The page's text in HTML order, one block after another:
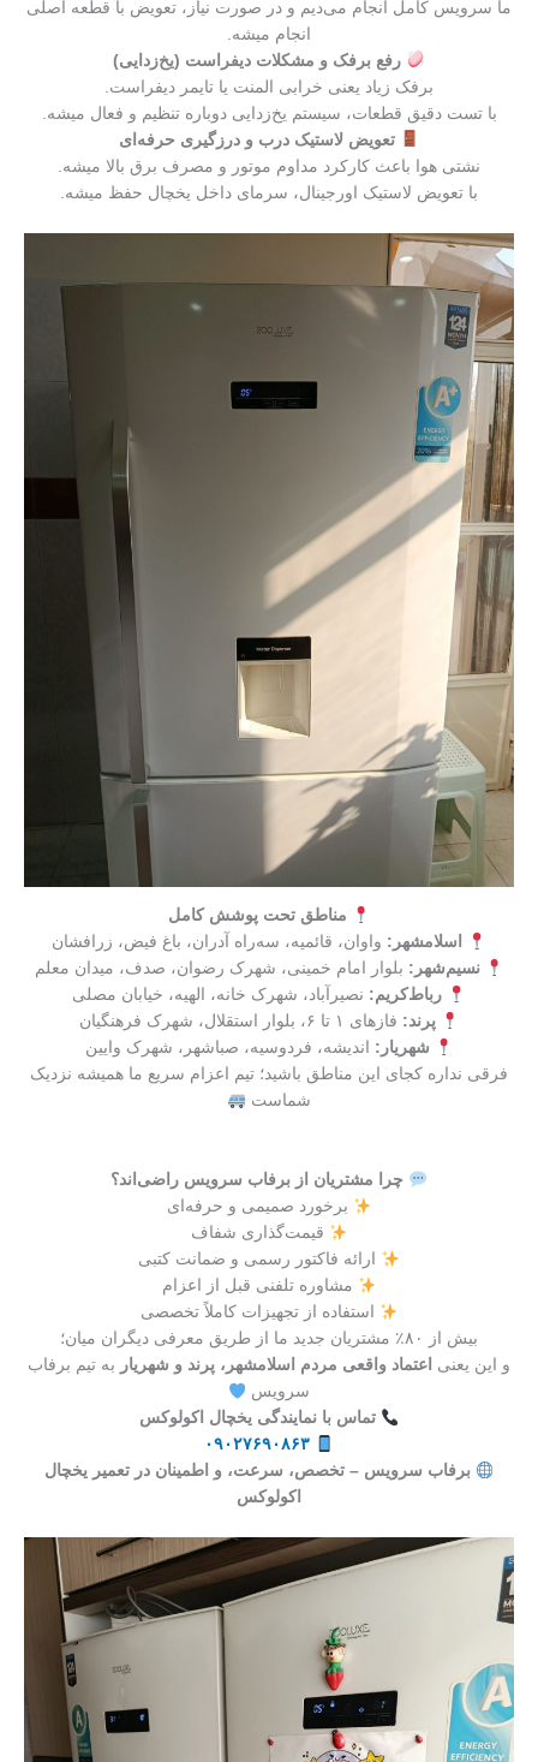
ما سرویس کامل انجام می‌دیم و در صورت نیاز، تعویض با قطعه اصلی
انجام میشه.
رفع برفک و مشکلات دیفراست (یخ‌زدایی)
برفک زیاد یعنی خرابی المنت یا تایمر دیفراست.
با تست دقیق قطعات، سیستم یخ‌زدایی دوباره تنظیم و فعال میشه.
تعویض لاستیک درب و درزگیری حرفه‌ای
نشتی هوا باعث کارکرد مداوم موتور و مصرف برق بالا میشه.
با تعویض لاستیک اورجینال، سرمای داخل یخچال حفظ میشه.
مناطق تحت پوشش کامل
اسلامشهر: واوان، قائمیه، سه‌راه آدران، باغ فیض، زرافشان
نسیم‌شهر: بلوار امام خمینی، شهرک رضوان، صدف، میدان معلم
رباط‌کریم: نصیرآباد، شهرک خانه، الهیه، خیابان مصلی
پرند: فازهای ۱ تا ۶، بلوار استقلال، شهرک فرهنگیان
شهریار: اندیشه، فردوسیه، صباشهر، شهرک وایین
فرقی نداره کجای این مناطق باشید؛ تیم اعزام سریع ما همیشه نزدیک
شماست
چرا مشتریان از برفاب سرویس راضی‌اند؟
برخورد صمیمی و حرفه‌ای
قیمت‌گذاری شفاف
ارائه فاکتور رسمی و ضمانت کتبی
مشاوره تلفنی قبل از اعزام
استفاده از تجهیزات کاملاً تخصصی
بیش از ۸۰٪ مشتریان جدید ما از طریق معرفی دیگران میان؛
و این یعنی اعتماد واقعی مردم اسلامشهر، پرند و شهریار به تیم برفاب
سرویس
تماس با نمایندگی یخچال اکولوکس
۰۹۰۲۷۶۹۰۸۶۳
برفاب سرویس – تخصص، سرعت، و اطمینان در تعمیر یخچال
اکولوکس